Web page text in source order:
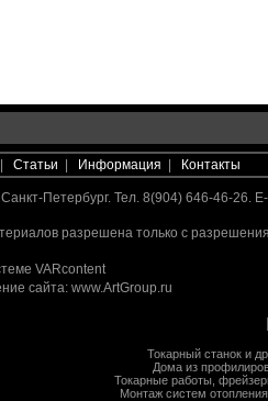
Статьи Информация Контакты
Петербург. Тел. 8(904) 646-46-26.
разрешена только с
VARcontent
сайта: www.ArtGroup.ru
Токарный станок и
Дома из
Токарные работы
Монтаж систем отопления